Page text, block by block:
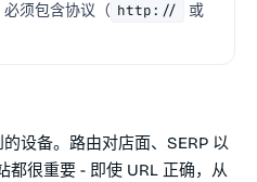
须包含协议（ http://
或
设备。路由对店面、SERP 以
都很重要 - 即使 URL 正确，从